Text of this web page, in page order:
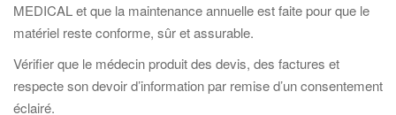
MEDICAL et que la maintenance annuelle est faite pour que le
matériel reste conforme, sûr et assurable.
Vérifier que le médecin produit des devis, des factures et
respecte son devoir d’information par remise d’un consentement
éclairé.